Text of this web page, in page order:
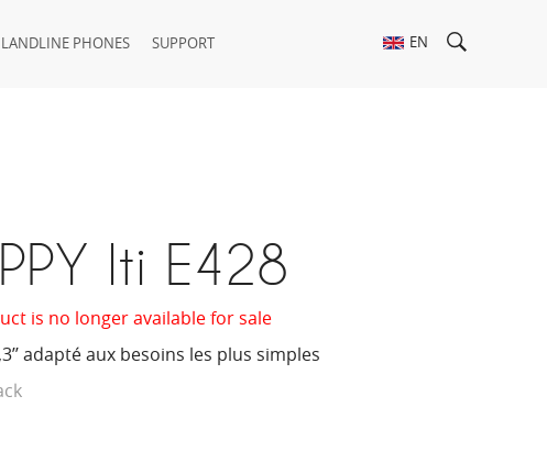
LANDLINE PHONES SUPPORT EN
Iti E428
is no longer available for sale
adapté aux besoins les plus simples